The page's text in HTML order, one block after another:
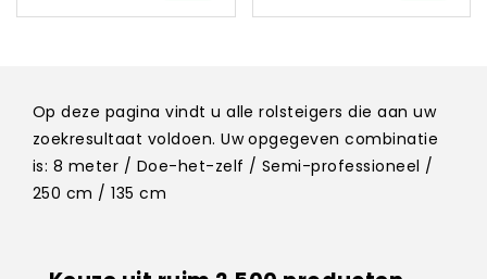
Op deze pagina vindt u alle rolsteigers die aan uw
zoekresultaat voldoen. Uw opgegeven combinatie
is: 8 meter / Doe-het-zelf / Semi-professioneel /
250 cm / 135 cm